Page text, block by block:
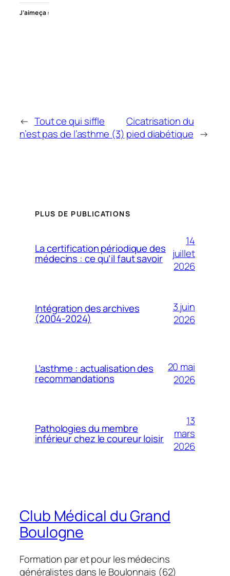
J’aime ça :
← Tout ce qui siffle
n’est pas de l’asthme (3)
Cicatrisation du
pied diabétique →
PLUS DE PUBLICATIONS
La certification périodique des
médecins : ce qu’il faut savoir
14
juillet
2026
Intégration des archives
(2004-2024)
3 juin
2026
L’asthme : actualisation des
recommandations
20 mai
2026
Pathologies du membre
inférieur chez le coureur loisir
13
mars
2026
Club Médical du Grand
Boulogne
Formation par et pour les médecins
généralistes dans le Boulonnais (62)